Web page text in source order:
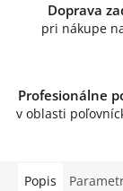
Doprava
pri nákupe
Profesionálne
v oblasti
Popis